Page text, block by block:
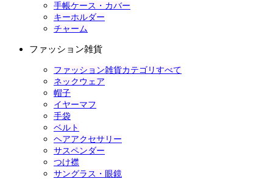
手帳ケース・カバー
キーホルダー
チャーム
ファッション雑貨
ファッション雑貨カテゴリすべて
ネックウェア
帽子
イヤーマフ
手袋
ベルト
ヘアアクセサリー
サスペンダー
つけ襟
サングラス・眼鏡